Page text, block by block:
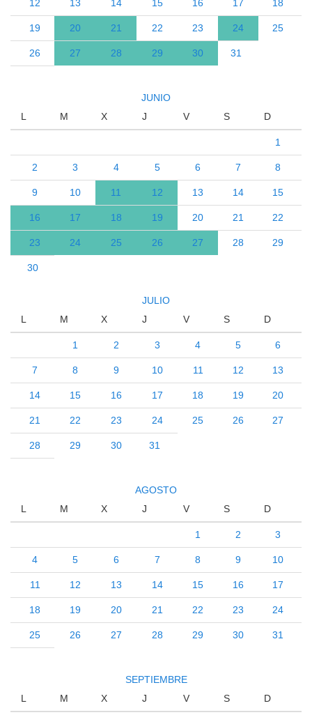
12 13 14 15 16 17 18
19 20 21 22 23 24 25
26 27 28 29 30 31
JUNIO
L
M X J V S D
1
2 3 4 5 6 7 8
9 10 11 12 13 14 15
16 17 18 19 20 21 22
23 24 25 26 27 28 29
30
JULIO
L
M X J V S D
1 2 3 4 5 6
7 8 9 10 11 12 13
14 15 16 17 18 19 20
21 22 23 24 25 26 27
28 29 30 31
AGOSTO
L
M X J V S D
1 2 3
4 5 6 7 8 9 10
11 12 13 14 15 16 17
18 19 20 21 22 23 24
25 26 27 28 29 30 31
SEPTIEMBRE
L
M X J V S D